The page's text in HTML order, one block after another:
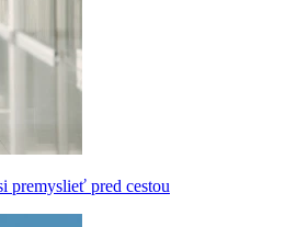
premyslieť pred cestou